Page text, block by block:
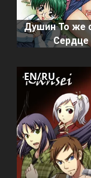
Душин То же
Сердце
EN/RU